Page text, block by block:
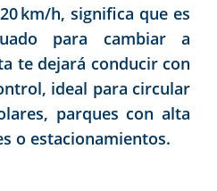
km/h, significa que es
para cambiar a
te dejará conducir con
ideal para circular
parques con alta
o estacionamientos.